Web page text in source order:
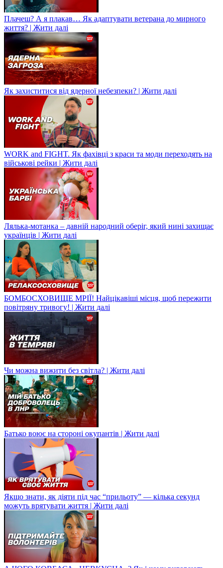
Плачеш? А я плакав… Як адаптувати ветерана до мирного
життя? | Жити далі
Як захиститися від ядерної небезпеки? | Жити далі
WORK and FIGHT. Як фахівці з краси та моди переходять на
військові рейки | Жити далі
Лялька-мотанка – давній народний оберіг, який нині захищає
українців | Жити далі
БОМБОСХОВИЩЕ МРІЇ! Найцікавіші місця, щоб пережити
повітряну тривогу! | Жити далі
Чи можна вижити без світла? | Жити далі
Батько воює на стороні окупантів | Жити далі
Якщо знати, як діяти під час “прильоту” — кілька секунд
можуть врятувати життя | Жити далі